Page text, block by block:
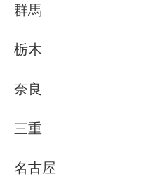
群馬
栃木
奈良
三重
名古屋